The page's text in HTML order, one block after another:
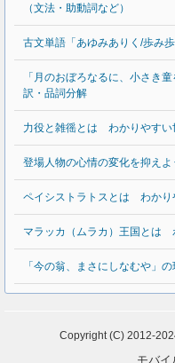
（文法・助動詞など）
古文単語「あゆみありく/歩み
「月のおぼろなるに、小さき
訳・品詞分解
力役と雑徭とは わかりやすい
登場人物の心情の変化を抑えよ
ペイシストラトスとは わかり
マラッカ（ムラカ）王国とは
「今の翁、まさにしなむや」
Copyright (C) 2012-
モバイ